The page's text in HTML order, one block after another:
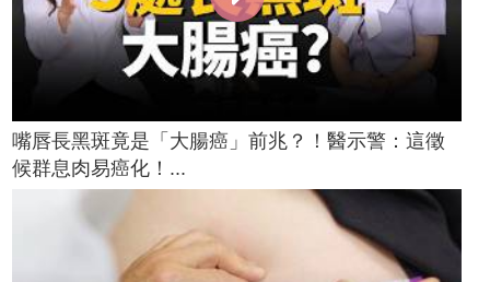
嘴唇長黑斑竟是「大腸癌」前兆？！醫示警：這徵
候群息肉易癌化！...